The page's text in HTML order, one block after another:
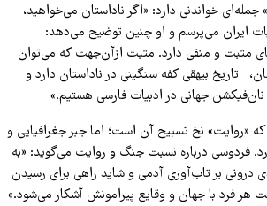
خواندنی دارد: «اگر ناداستان می‌خواهید،
ایران می‌پرسم و او چنین توضیح می‌دهد:
مثبت و منفی دارد. مثبت ازآن‌جهت که می‌توان
تاریخ بیهقی کفه سنگینی در ناداستان دارد و
جهانی در ادبیات فارسی هستیم.»
نخ تسبیح آن است؛ اما جبر جغرافیایی و
فردوسی درباره نسبت جنگ و روایت می‌گوید: «به
بر تاب‌آوری آدمی و شاید راهی برای رسیدن
فرد با جهان و وقایع پیرامونش آشکار می‌شود.»